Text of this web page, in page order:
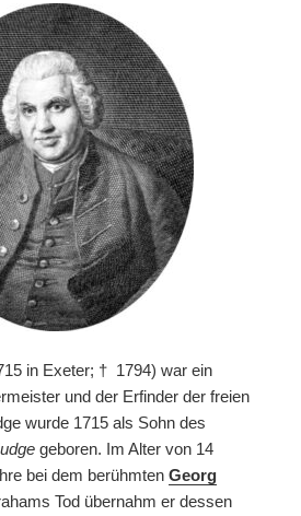
in Exeter; † 1794) war ein
und der Erfinder der freien
wurde 1715 als Sohn des
geboren. Im Alter von 14
bei dem berühmtenGeorg
Tod übernahm er dessen